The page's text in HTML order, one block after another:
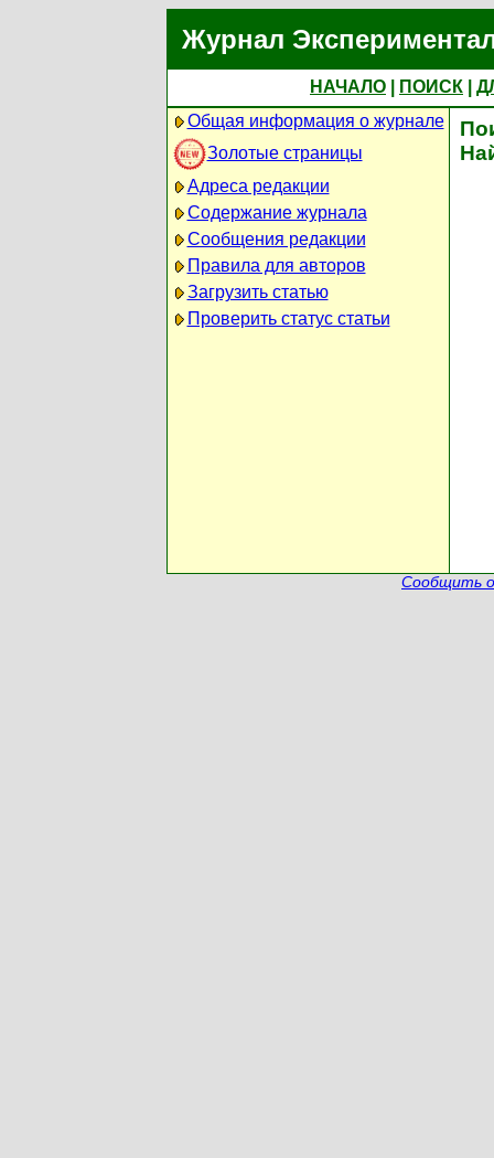
Журнал
НАЧАЛО ПОИСК
Общая информация о журнале
Золотые страницы
Адреса редакции
Содержание журнала
Сообщения редакции
Правила для авторов
Загрузить статью
Проверить статус статьи
Сообщить о